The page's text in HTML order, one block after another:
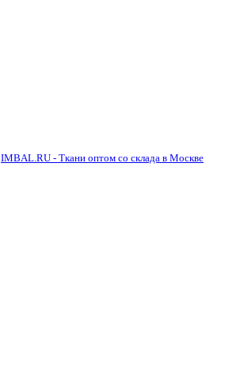
IMBAL.RU - Ткани оптом со склада в Москве